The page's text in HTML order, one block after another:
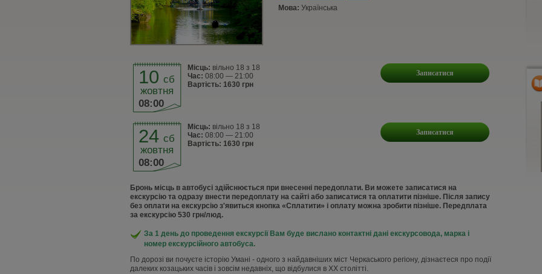
Мова: Українська
10 сб
жовтня
08:00
Місць: вільно 18 з 18
Час: 08:00 — 21:00
Вартість: 1630 грн
Записатися
24 сб
жовтня
08:00
Місць: вільно 18 з 18
Час: 08:00 — 21:00
Вартість: 1630 грн
Записатися
Бронь місць в автобусі здійснюється при внесенні передоплати. Ви можете записатися на
екскурсію та одразу внести передоплату на сайті або записатися та оплатити пізніше. Після запису
без оплати на екскурсію з'явиться кнопка «Сплатити» і оплату можна зробити пізніше. Передплата
за екскурсію 530 грн/люд.
За 1 день до проведення екскурсії Вам буде вислано контактні дані екскурсовода, марка і
номер екскурсійного автобуса.
По дорозі ви почуєте історію Умані - одного з найдавніших міст Черкаського регіону, дізнаєтеся про події
далеких козацьких часів і зовсім недавніх, що відбулися в ХХ столітті.